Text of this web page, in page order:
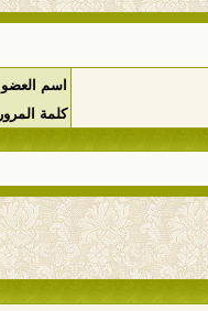
اسم العضو
كلمة المرور